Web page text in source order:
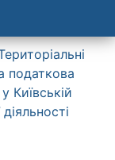
податкова
Київській